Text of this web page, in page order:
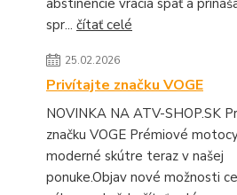
abstinencie vracia späť a
spr... čítať celé
25.02.2026
Privítajte značku VOGE
NOVINKA NA ATV-SHOP.SK
značku VOGE Prémiové
moderné skútre teraz v našej
ponuke.Objav nové možnosti